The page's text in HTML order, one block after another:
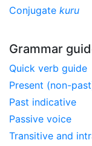
Conjugate kuru
Grammar
Quick verb guide
Present (non-
Past indicative
Passive voice
Transitive and